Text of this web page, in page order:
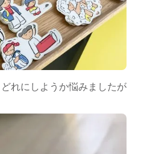
れにしようか悩みましたが